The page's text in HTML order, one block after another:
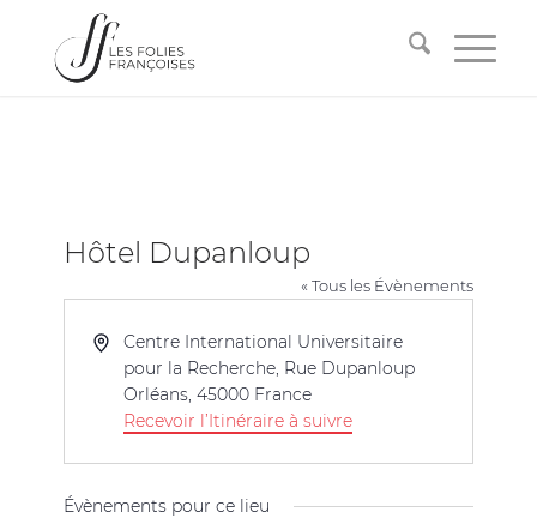
Hôtel Dupanloup
« Tous les Évènements
Adresse
Centre International Universitaire
pour la Recherche, Rue Dupanloup
Orléans, 45000 France
Recevoir l’Itinéraire à suivre
Évènements pour ce lieu